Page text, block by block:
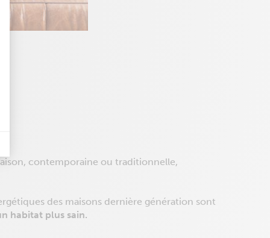
contemporaine ou traditionnelle,
des maisons dernière génération sont
habitat plus sain.